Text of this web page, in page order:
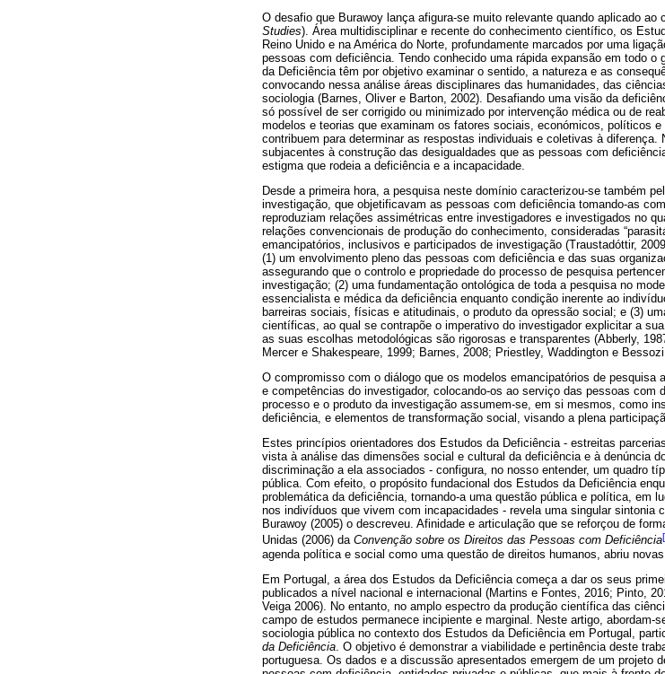
O desafio que Burawoy lança afigura-se muito relevante quando aplicado
Studies). Área multidisciplinar e recente do conhecimento científico, os
Reino Unido e na América do Norte, profundamente marcados por uma
pessoas com deficiência. Tendo conhecido uma rápida expansão em todo
da Deficiência têm por objetivo examinar o sentido, a natureza e as
convocando nessa análise áreas disciplinares das humanidades, das
sociologia (Barnes, Oliver e Barton, 2002). Desafiando uma visão da
só possível de ser corrigido ou minimizado por intervenção médica ou de
modelos e teorias que examinam os fatores sociais, económicos, políticos
contribuem para determinar as respostas individuais e coletivas à
subjacentes à construção das desigualdades que as pessoas com
estigma que rodeia a deficiência e a incapacidade.
Desde a primeira hora, a pesquisa neste domínio caracterizou-se também
investigação, que objetificavam as pessoas com deficiência tomando-as
reproduziam relações assimétricas entre investigadores e investigados no
relações convencionais de produção do conhecimento, consideradas
emancipatórios, inclusivos e participados de investigação (Traustadóttir,
(1) um envolvimento pleno das pessoas com deficiência e das suas
assegurando que o controlo e propriedade do processo de pesquisa
investigação; (2) uma fundamentação ontológica de toda a pesquisa no
essencialista e médica da deficiência enquanto condição inerente ao
barreiras sociais, físicas e atitudinais, o produto da opressão social; e (3)
científicas, ao qual se contrapõe o imperativo do investigador explicitar a
as suas escolhas metodológicas são rigorosas e transparentes (Abberly,
Mercer e Shakespeare, 1999; Barnes, 2008; Priestley, Waddington e
O compromisso com o diálogo que os modelos emancipatórios de pesquisa
e competências do investigador, colocando-os ao serviço das pessoas
processo e o produto da investigação assumem-se, em si mesmos, como
deficiência, e elementos de transformação social, visando a plena
Estes princípios orientadores dos Estudos da Deficiência - estreitas
vista à análise das dimensões social e cultural da deficiência e à denúncia
discriminação a ela associados - configura, no nosso entender, um quadro
pública. Com efeito, o propósito fundacional dos Estudos da Deficiência
problemática da deficiência, tornando-a uma questão pública e política, em
nos indivíduos que vivem com incapacidades - revela uma singular sintonia
Burawoy (2005) o descreveu. Afinidade e articulação que se reforçou de
Unidas (2006) da Convenção sobre os Direitos das Pessoas com Deficiência
agenda política e social como uma questão de direitos humanos, abriu
Em Portugal, a área dos Estudos da Deficiência começa a dar os seus
publicados a nível nacional e internacional (Martins e Fontes, 2016; Pinto,
Veiga 2006). No entanto, no amplo espectro da produção científica das
campo de estudos permanece incipiente e marginal. Neste artigo, abordam-
sociologia pública no contexto dos Estudos da Deficiência em Portugal,
da Deficiência . O objetivo é demonstrar a viabilidade e pertinência deste
portuguesa. Os dados e a discussão apresentados emergem de um projeto